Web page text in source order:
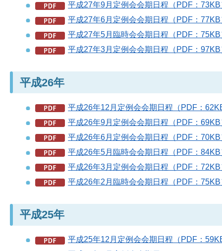
平成27年9月定例会会期日程（PDF：73KB
平成27年6月定例会会期日程（PDF：77KB
平成27年5月臨時会会期日程（PDF：75KB
平成27年3月定例会会期日程（PDF：97KB
平成26年
平成26年12月定例会会期日程（PDF：
平成26年9月定例会会期日程（PDF：69KB
平成26年6月定例会会期日程（PDF：70KB
平成26年5月臨時会会期日程（PDF：84KB
平成26年3月定例会会期日程（PDF：72KB
平成26年2月臨時会会期日程（PDF：75KB
平成25年
平成25年12月定例会会期日程（PDF：